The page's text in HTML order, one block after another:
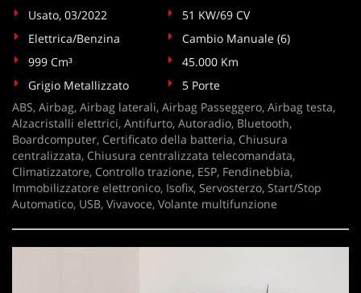
Usato, 03/2022
51 KW/69 CV
Elettrica/Benzina
Cambio Manuale (6)
999 Cm³
45.000 Km
Grigio Metallizzato
5 Porte
ABS, Airbag, Airbag laterali, Airbag Passeggero, Airbag testa,
Alzacristalli elettrici, Antifurto, Autoradio, Bluetooth,
Boardcomputer, Certificato della batteria, Chiusura
centralizzata, Chiusura centralizzata telecomandata,
Climatizzatore, Controllo trazione, ESP, Fendinebbia,
Immobilizzatore elettronico, Isofix, Servosterzo, Start/Stop
Automatico, USB, Vivavoce, Volante multifunzione